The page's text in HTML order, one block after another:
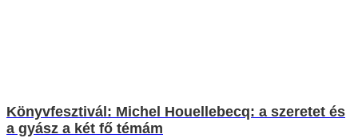
Könyvfesztivál: Michel Houellebecq: a szeretet és
a gyász a két fő témám